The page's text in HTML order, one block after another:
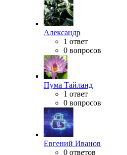
Александр
1 ответ
0 вопросов
Пума Тайланд
1 ответ
0 вопросов
Евгений Иванов
0 ответов